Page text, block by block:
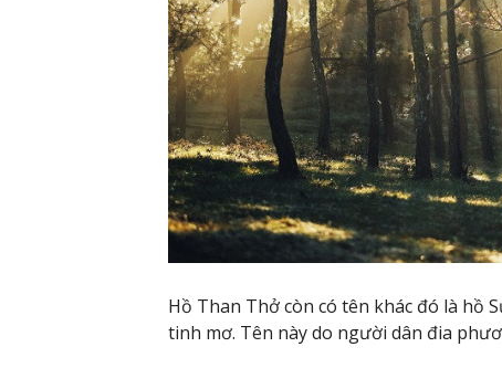
Hồ Than Thở còn có tên khác đó là hồ
tinh mơ. Tên này do người dân đia